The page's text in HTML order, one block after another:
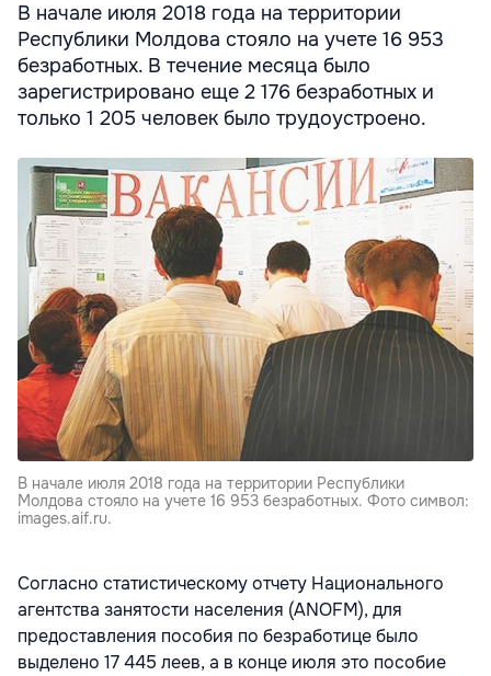
В начале июля 2018 года на территории
Республики Молдова стояло на учете 16 953
безработных. В течение месяца было
зарегистрировано еще 2 176 безработных и
только 1 205 человек было трудоустроено.
В начале июля 2018 года на территории Республики
Молдова стояло на учете 16 953 безработных. Фото символ:
images.aif.ru.
Согласно статистическому отчету Национального
агентства занятости населения (ANOFM), для
предоставления пособия по безработице было
выделено 17 445 леев, а в конце июля это пособие